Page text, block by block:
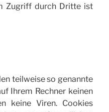
Zugriff durch Dritte ist
teilweise so genannte
Ihrem Rechner keinen
keine Viren. Cookies